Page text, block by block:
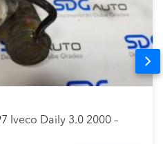
Iveco Daily 3.0 2000 –